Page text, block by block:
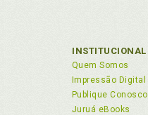
INSTITUCIONAL
Quem Somos
Impressão Digital
Publique Conosco
Juruá eBooks